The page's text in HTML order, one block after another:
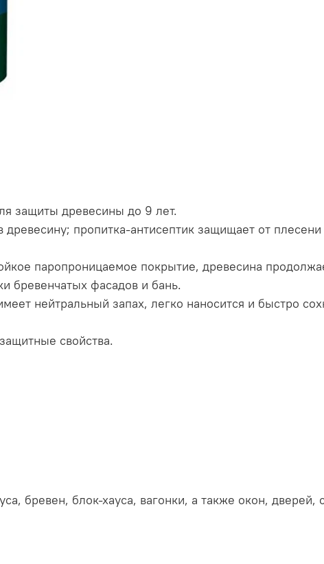
защиты древесины до 9 лет.
пропитка-антисептик защищает от
паропроницаемое покрытие, древесина
бревенчатых фасадов и бань.
нейтральный запах, легко наносится и быстро
свойства.
бревен, блок-хауса, вагонки, а также окон, дверей,